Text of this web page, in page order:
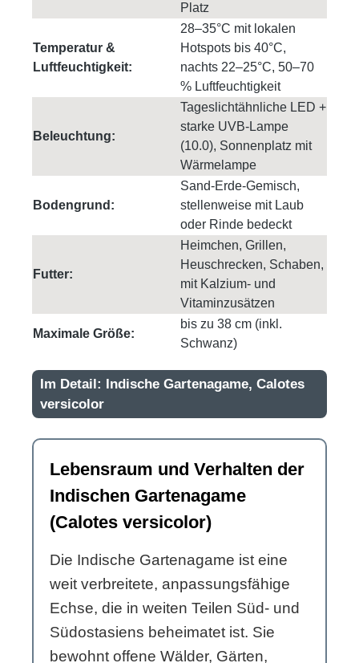
Platz
Temperatur &
Luftfeuchtigkeit:
28–35°C mit lokalen
Hotspots bis 40°C,
nachts 22–25°C, 50–70
% Luftfeuchtigkeit
Beleuchtung:
Tageslichtähnliche LED +
starke UVB-Lampe
(10.0), Sonnenplatz mit
Wärmelampe
Bodengrund:
Sand-Erde-Gemisch,
stellenweise mit Laub
oder Rinde bedeckt
Futter:
Heimchen, Grillen,
Heuschrecken, Schaben,
mit Kalzium- und
Vitaminzusätzen
Maximale Größe:
bis zu 38 cm (inkl.
Schwanz)
Im Detail: Indische Gartenagame, Calotes
versicolor
Lebensraum und Verhalten der
Indischen Gartenagame
(Calotes versicolor)
Die Indische Gartenagame ist eine
weit verbreitete, anpassungsfähige
Echse, die in weiten Teilen Süd- und
Südostasiens beheimatet ist. Sie
bewohnt offene Wälder, Gärten,